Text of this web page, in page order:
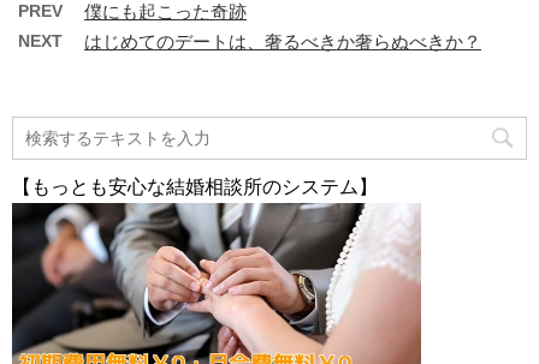
PREV 僕にも起こった奇跡
NEXT はじめてのデートは、奢るべきか奢らぬべきか？
【もっとも安心な結婚相談所のシステム】